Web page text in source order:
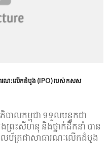
ធារណៈ​លើកដំបូង (IPO) របស់ កសស
បាល​កម្ពុជា ទទួលបន្ទុក​ជា
ព្រះសីហនុ និង​ថ្នាក់ដឹកនាំ បាន​
ល​ប័ត្រ​ជា​សាធារណៈ​លើកដំបូង